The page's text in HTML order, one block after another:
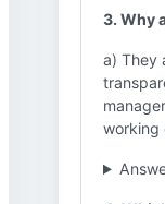
3. Why
a) They
working